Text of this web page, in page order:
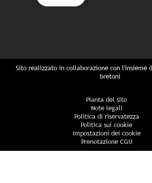
Sito realizzato in collaborazione con l'insieme
bretoni
Pianta del sito
Note legali
Politica di riservatezza
Politica sui cookie
Impostazioni dei cookie
Prenotazione CGU